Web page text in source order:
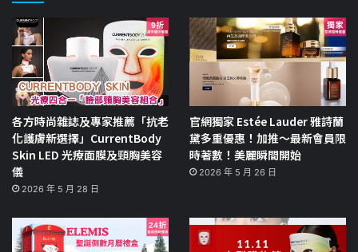
各方時尚雜誌及專家推薦「抗老
化護膚新選擇」CurrentBody
Skin LED 光療面膜及頸胸美容
儀
2026 年 5 月 28 日
官網獨家 Estée Lauder 雅詩蘭
黛多重優惠！加推～最新會員限
時著數！美麗瞬間開始
2026 年 5 月 26 日